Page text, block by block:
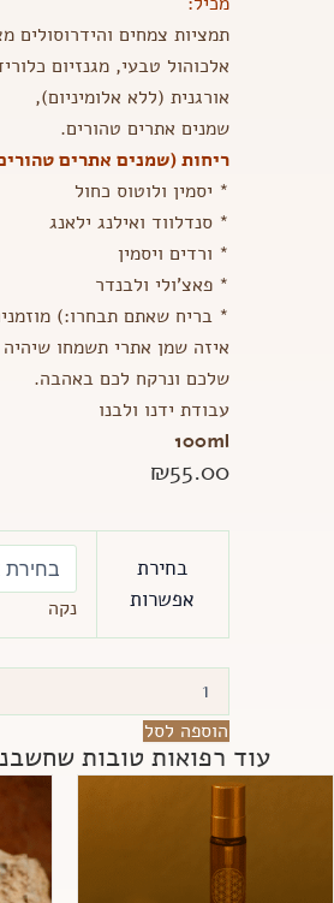
תמציות צמחים והידרוסולים
אלכוהול טבעי, מגנזיום
אורגנית (ללא אלומיניום),
שמנים אתרים טהורים.
ריחות (שמנים אתרים
* יסמין ולוטוס כחול
* סנדלווד ואילנג ילאנג
* ורדים ויסמין
* פאצ'ולי ולבנדר
* בריח שאתם תבחרו:)
איזה שמן אתרי תשמחו שיהיה
שלכם ונרקח לכם באהבה.
עבודת ידנו ולבנו
100ml
₪55.00
בחירת
אפשרות
נקה
כמות
דאודורנט
-
טבעי,
טבעוני
ואורגני.
מחומרי
גלם
משובחים
הוספה לסל
עוד רפואות טובות